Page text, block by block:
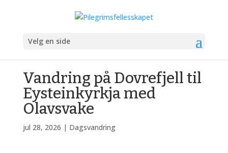
Velg en side
Vandring på Dovrefjell til
Eysteinkyrkja med
Olavsvake
jul 28, 2026 | Dagsvandring